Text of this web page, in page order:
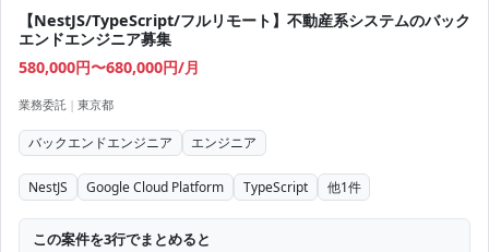
【NestJS/TypeScript/フルリモート】不動産系システムのバック
エンドエンジニア募集
580,000円〜680,000円/月
業務委託 | 東京都
バックエンドエンジニア エンジニア
NestJS Google Cloud Platform TypeScript 他1件
この案件を3行でまとめると